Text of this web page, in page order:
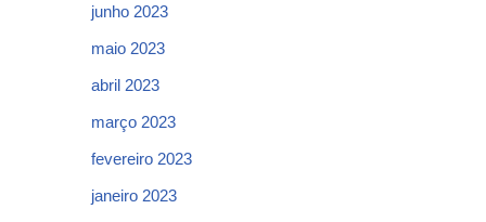
junho 2023
maio 2023
abril 2023
março 2023
fevereiro 2023
janeiro 2023